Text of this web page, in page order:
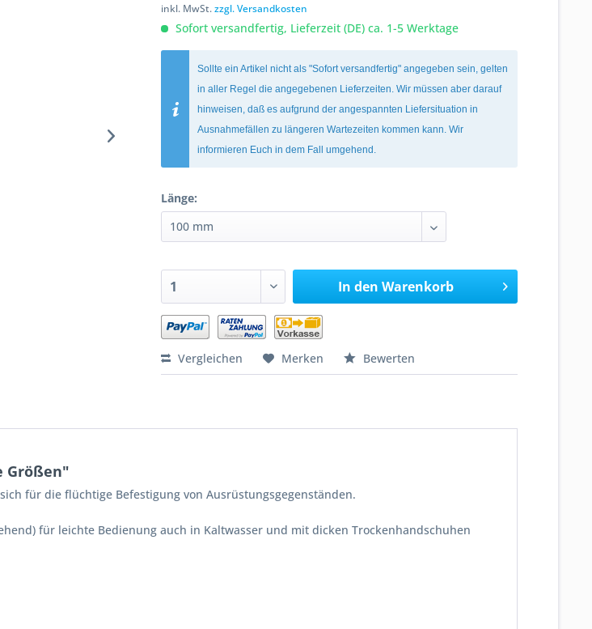
inkl. MwSt.zzgl. Versandkosten
Sofort versandfertig, Lieferzeit (DE) ca. 1-5 Werktage
Sollte ein Artikel nicht als "Sofort versandfertig" angegeben sein, gelten
in aller Regel die angegebenen Lieferzeiten. Wir müssen aber darauf
hinweisen, daß es aufgrund der angespannten Liefersituation in
Ausnahmefällen zu längeren Wartezeiten kommen kann. Wir
informieren Euch in dem Fall umgehend.
Länge:
In den Warenkorb
Vergleichen Merken Bewerten
Größen"
für die flüchtige Befestigung von Ausrüstungsgegenständen.
für leichte Bedienung auch in Kaltwasser und mit dicken Trockenhandschuhen